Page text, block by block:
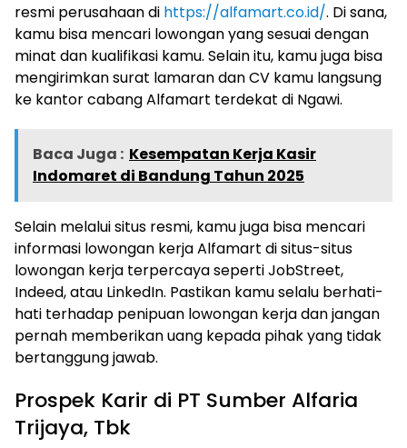
resmi perusahaan di https://alfamart.co.id/. Di sana,
kamu bisa mencari lowongan yang sesuai dengan
minat dan kualifikasi kamu. Selain itu, kamu juga bisa
mengirimkan surat lamaran dan CV kamu langsung
ke kantor cabang Alfamart terdekat di Ngawi.
Baca Juga : Kesempatan Kerja Kasir
Indomaret di Bandung Tahun 2025
Selain melalui situs resmi, kamu juga bisa mencari
informasi lowongan kerja Alfamart di situs-situs
lowongan kerja terpercaya seperti JobStreet,
Indeed, atau LinkedIn. Pastikan kamu selalu berhati-
hati terhadap penipuan lowongan kerja dan jangan
pernah memberikan uang kepada pihak yang tidak
bertanggung jawab.
Prospek Karir di PT Sumber Alfaria
Trijaya, Tbk